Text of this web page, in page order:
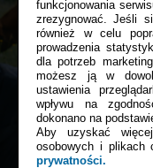
Naleśniki z
i
funkcjonowania
zrezygnować. Jeśli
również w celu
prowadzenia
dla potrzeb
możesz ją w
ustawienia
wpływu na
dokonano na
Aby uzyskać
osobowych i plikach
prywatności.